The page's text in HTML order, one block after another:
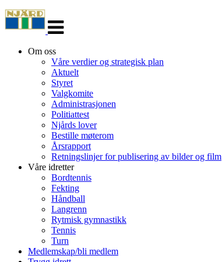
navigasjon
Om oss
Våre verdier og strategisk plan
Aktuelt
Styret
Valgkomite
Administrasjonen
Politiattest
Njårds lover
Bestille møterom
Årsrapport
Retningslinjer for publisering av bilder og film
Våre idretter
Bordtennis
Fekting
Håndball
Langrenn
Rytmisk gymnastikk
Tennis
Turn
Medlemskap/bli medlem